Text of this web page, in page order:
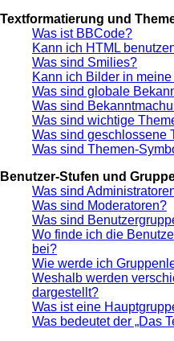
Textformatierung und
Was ist BBCode?
Kann ich HTML
Was sind Smilies?
Kann ich Bilder in
Was sind globale
Was sind
Was sind wichtige
Was sind geschlossene
Was sind Themen-
Benutzer-Stufen und
Was sind
Was sind Moderatoren?
Was sind
Wo finde ich die
bei?
Wie werde ich
Weshalb werden
dargestellt?
Was ist eine
Was bedeutet der „Das